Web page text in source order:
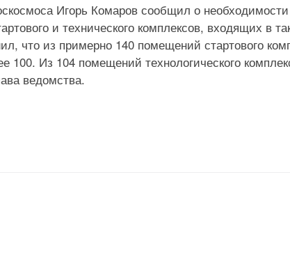
Игорь Комаров сообщил о
и технического комплексов, входящих в
что из примерно 140 помещений стартового
100. Из 104 помещений технологического
ведомства.